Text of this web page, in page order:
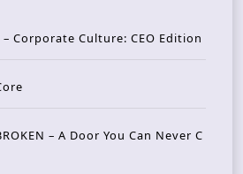
– Corporate Culture: CEO Edition
– A Door You Can Never C